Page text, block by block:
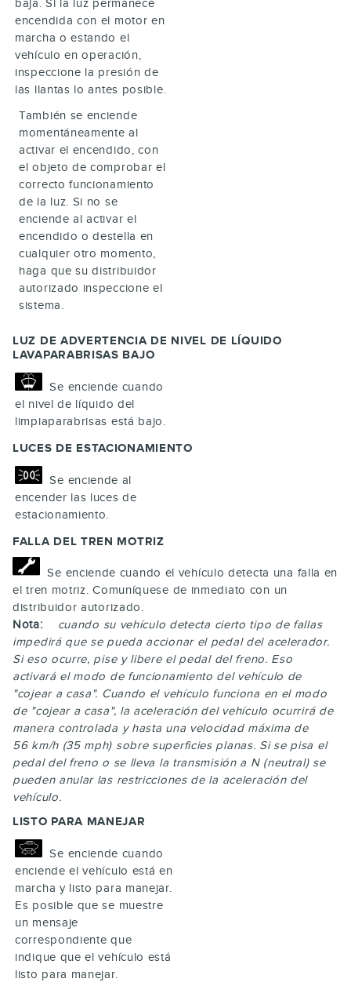
baja. Si la luz permanece
encendida con el motor en
marcha o estando el
vehículo en operación,
inspeccione la presión de
las llantas lo antes posible.
También se enciende
momentáneamente al
activar el encendido, con
el objeto de comprobar el
correcto funcionamiento
de la luz. Si no se
enciende al activar el
encendido o destella en
cualquier otro momento,
haga que su distribuidor
autorizado inspeccione el
sistema.
LUZ DE ADVERTENCIA DE NIVEL DE LÍQUIDO
LAVAPARABRISAS BAJO
Se enciende cuando
el nivel de líquido del
limpiaparabrisas está bajo.
LUCES DE ESTACIONAMIENTO
Se enciende al
encender las luces de
estacionamiento.
FALLA DEL TREN MOTRIZ
Se enciende cuando el vehículo detecta una falla en
el tren motriz. Comuníquese de inmediato con un
distribuidor autorizado.
Nota:
cuando su vehículo detecta cierto tipo de fallas
impedirá que se pueda accionar el pedal del acelerador.
Si eso ocurre, pise y libere el pedal del freno. Eso
activará el modo de funcionamiento del vehículo de
"cojear a casa". Cuando el vehículo funciona en el modo
de "cojear a casa", la aceleración del vehículo ocurrirá de
manera controlada y hasta una velocidad máxima de
56 km/h (35 mph) sobre superficies planas. Si se pisa el
pedal del freno o se lleva la transmisión a N (neutral) se
pueden anular las restricciones de la aceleración del
vehículo.
LISTO PARA MANEJAR
Se enciende cuando
enciende el vehículo está en
marcha y listo para manejar.
Es posible que se muestre
un mensaje
correspondiente que
indique que el vehículo está
listo para manejar.